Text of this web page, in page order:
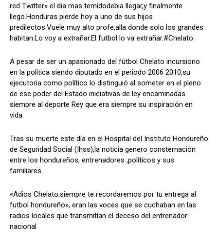
Comparta
Facebook X WhatsApp
Síganos
Comparta
Facebook X WhatsApp
Síganos
red Twitter» el dia mas temidodebia llegar,y finalmente
llego.Honduras pierde hoy a uno de sus hijos
predilectos.Vuele muy alto profe,alla donde solo los grandes
habitan.Lo voy a extrañar.El futbol lo va extrañar.#Chelato.
A pesar de ser un apasionado del fútbol Chelato incursiono
en la política siendo diputado en el periodo 2006 2010,su
ejecutoria como político lo distinguió al someter en el pleno
de ese poder del Estado iniciativas de ley encaminadas
siempre al deporte Rey que era siempre su inspiración en
vida.
Tras su muerte este día en el Hospital del Instituto Hondureño
de Seguridad Social (Ihss),la noticia genero consternación
entre los hondureños, entrenadores ,políticos y sus
familiares.
«Adios Chelato,siempre te recordaremos por tu entrega al
futbol hondureño», eran las voces que se cuchaban en las
radios locales que transmitían el deceso del entrenador
nacional